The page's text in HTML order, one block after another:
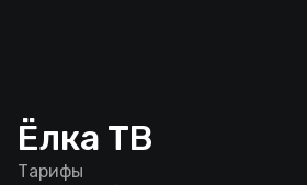
Ёлка ТВ
Тарифы